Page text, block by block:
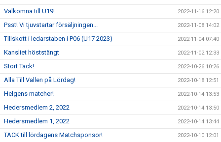
Välkomna till U19! 2022-11-16 12:20
Psst! Vi tjuvstartar försäljningen... 2022-11-08 14:02
Tillskott i ledarstaben i P06 (U17 2023) 2022-11-04 07:40
Kansliet höststängt 2022-11-02 12:33
Stort Tack! 2022-10-26 10:26
Alla Till Vallen på Lördag! 2022-10-18 12:51
Helgens matcher! 2022-10-14 13:53
Hedersmedlem 2, 2022 2022-10-14 13:50
Hedersmedlem 1, 2022 2022-10-14 13:44
TACK till lördagens Matchsponsor! 2022-10-10 12:01